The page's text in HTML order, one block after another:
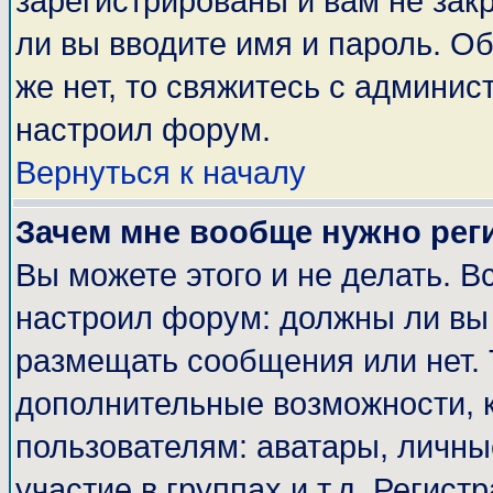
ли вы вводите имя и пароль.
же нет, то свяжитесь с
настроил форум.
Вернуться к началу
Зачем мне вообще нужно
Вы можете этого и не делать.
настроил форум: должны ли вы
размещать сообщения или
дополнительные
пользователям: аватары,